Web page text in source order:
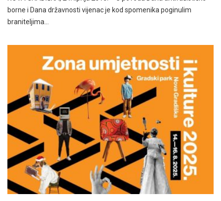
borne i Dana državnosti vijenac je kod spomenika poginulim
braniteljima…